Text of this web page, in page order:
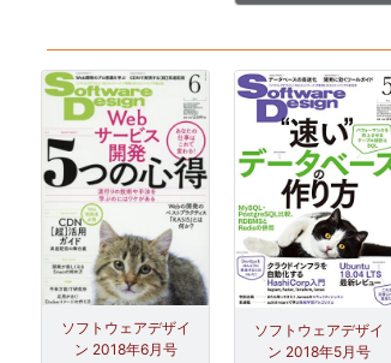
ソフトウェアデザイ
ン 2018年6月号
ソフトウェアデザイ
ン 2018年5月号